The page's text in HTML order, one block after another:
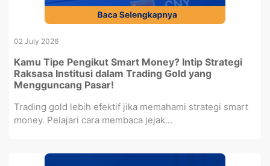
02 July 2026
Kamu Tipe Pengikut Smart Money? Intip Strategi
Raksasa Institusi dalam Trading Gold yang
Mengguncang Pasar!
Trading gold lebih efektif jika memahami strategi smart
money. Pelajari cara membaca jejak...